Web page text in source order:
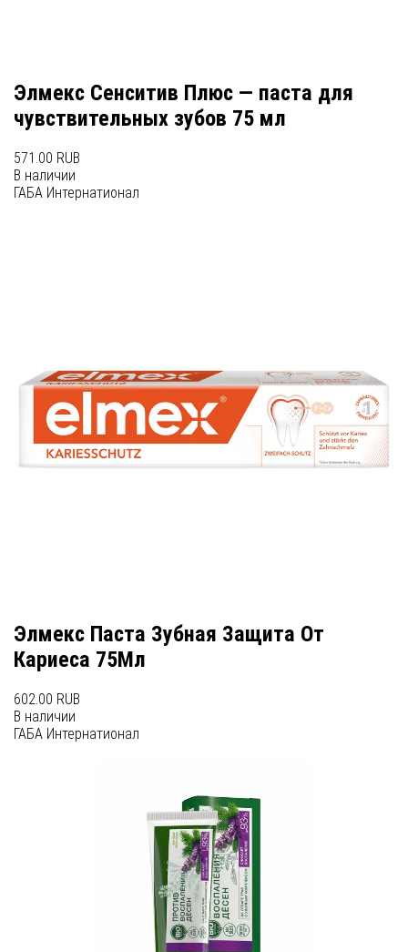
Элмекс Сенситив Плюс — паста для
чувствительных зубов 75 мл
571.00 RUB
В наличии
ГАБА Интернатионал
Элмекс Паста Зубная Защита От
Кариеса 75Мл
602.00 RUB
В наличии
ГАБА Интернатионал